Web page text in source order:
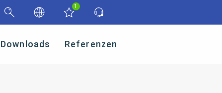
1
Downloads Referenzen